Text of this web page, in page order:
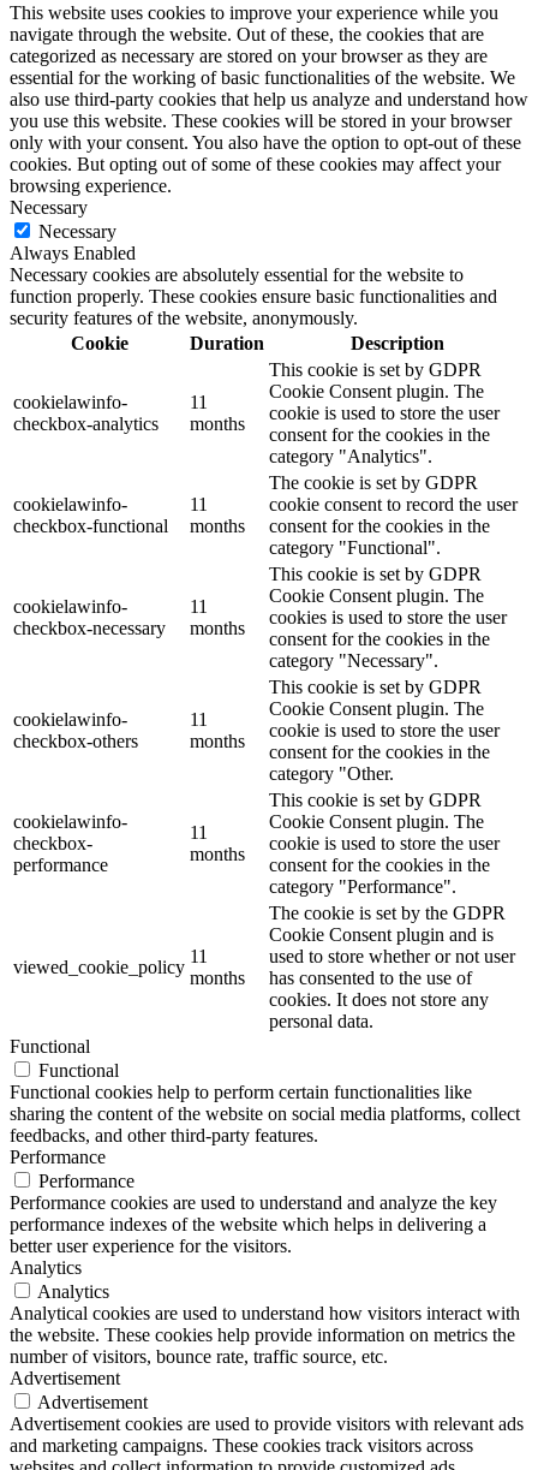
This website uses cookies to improve your experience while you
navigate through the website. Out of these, the cookies that are
categorized as necessary are stored on your browser as they are
essential for the working of basic functionalities of the website. We
also use third-party cookies that help us analyze and understand how
you use this website. These cookies will be stored in your browser
only with your consent. You also have the option to opt-out of these
cookies. But opting out of some of these cookies may affect your
browsing experience.
Necessary
Necessary
Always Enabled
Necessary cookies are absolutely essential for the website to
function properly. These cookies ensure basic functionalities and
security features of the website, anonymously.
Cookie
Duration Description
cookielawinfo-
checkbox-analytics
11
months
This cookie is set by GDPR
Cookie Consent plugin. The
cookie is used to store the user
consent for the cookies in the
category "Analytics".
cookielawinfo-
checkbox-functional
11
months
The cookie is set by GDPR
cookie consent to record the user
consent for the cookies in the
category "Functional".
cookielawinfo-
checkbox-necessary
11
months
This cookie is set by GDPR
Cookie Consent plugin. The
cookies is used to store the user
consent for the cookies in the
category "Necessary".
cookielawinfo-
checkbox-others
11
months
This cookie is set by GDPR
Cookie Consent plugin. The
cookie is used to store the user
consent for the cookies in the
category "Other.
cookielawinfo-
checkbox-
performance
11
months
This cookie is set by GDPR
Cookie Consent plugin. The
cookie is used to store the user
consent for the cookies in the
category "Performance".
viewed_cookie_policy
11
months
The cookie is set by the GDPR
Cookie Consent plugin and is
used to store whether or not user
has consented to the use of
cookies. It does not store any
personal data.
Functional
Functional
Functional cookies help to perform certain functionalities like
sharing the content of the website on social media platforms, collect
feedbacks, and other third-party features.
Performance
Performance
Performance cookies are used to understand and analyze the key
performance indexes of the website which helps in delivering a
better user experience for the visitors.
Analytics
Analytics
Analytical cookies are used to understand how visitors interact with
the website. These cookies help provide information on metrics the
number of visitors, bounce rate, traffic source, etc.
Advertisement
Advertisement
Advertisement cookies are used to provide visitors with relevant ads
and marketing campaigns. These cookies track visitors across